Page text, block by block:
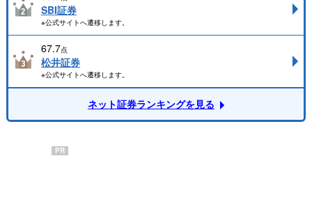
SBI証券
※公式サイトへ遷移します。
67.7点
松井証券
※公式サイトへ遷移します。
ネット証券ランキングを見る
PR